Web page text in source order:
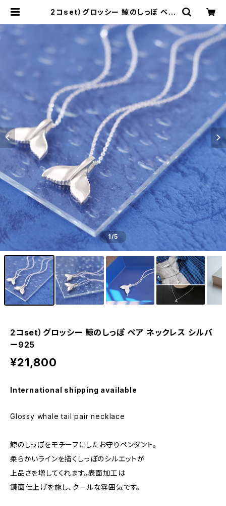
2コset）グロッシー 鯨のしっぽ ペア
lue
1/5
2コset）グロッシー 鯨のしっぽ ペア ネックレス シルバ
ー925
¥21,800
International shipping available
Glossy whale tail pair necklace
鯨のしっぽをモチーフにしたお守りペンダント。
柔らかいラインを描くしっぽのシルエットが
上品さを増してくれます。表面加工は
鏡面仕上げを施し、クールな雰囲気です。